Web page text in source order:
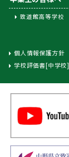
致道館高等学校
個人情報保護方針
学校評価書[中学校]